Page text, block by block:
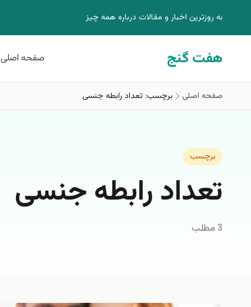
به روزترين اخبار و مقالات درباره همه چيز
هفت گنج صفحه اصلی
صفحه اصلی برچسب: تعداد رابطه جنسی
برچسب
تعداد رابطه جنسی
3 مطلب